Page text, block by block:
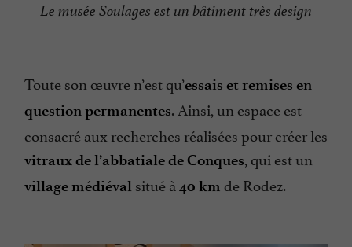
Le musée Soulages est un bâtiment très design
Toute son œuvre n’est qu’essais et remises en
question permanentes. Ainsi, un espace est
consacré aux recherches réalisées pour créer les
vitraux de l’abbatiale de Conques, qui est un
village médiéval situé à 40 km de Rodez.